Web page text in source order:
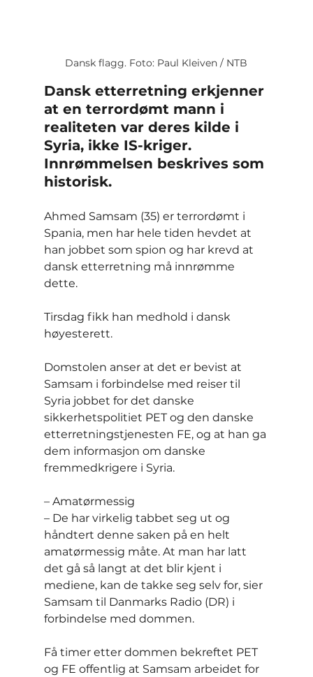
Dansk flagg. Foto: Paul Kleiven / NTB
Dansk etterretning erkjenner
at en terrordømt mann i
realiteten var deres kilde i
Syria, ikke IS-kriger.
Innrømmelsen beskrives som
historisk.
Ahmed Samsam (35) er terrordømt i
Spania, men har hele tiden hevdet at
han jobbet som spion og har krevd at
dansk etterretning må innrømme
dette.
Tirsdag fikk han medhold i dansk
høyesterett.
Domstolen anser at det er bevist at
Samsam i forbindelse med reiser til
Syria jobbet for det danske
sikkerhetspolitiet PET og den danske
etterretningstjenesten FE, og at han ga
dem informasjon om danske
fremmedkrigere i Syria.
– Amatørmessig
– De har virkelig tabbet seg ut og
håndtert denne saken på en helt
amatørmessig måte. At man har latt
det gå så langt at det blir kjent i
mediene, kan de takke seg selv for, sier
Samsam til Danmarks Radio (DR) i
forbindelse med dommen.
Få timer etter dommen bekreftet PET
og FE offentlig at Samsam arbeidet for